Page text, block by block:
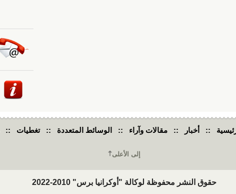
:: أخبار :: مقالات وآراء :: الوسائط المتعددة :: تغطيات ::
إلى الأعلى
حقوق النشر محفوظة لوكالة "أوكرانيا برس" 2010-2022